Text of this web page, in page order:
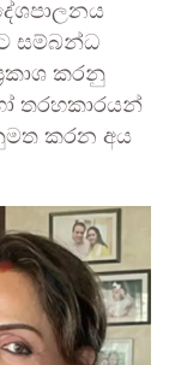
සම්බන්ධ
කරනු
තරහකාරයන්
කරන අය